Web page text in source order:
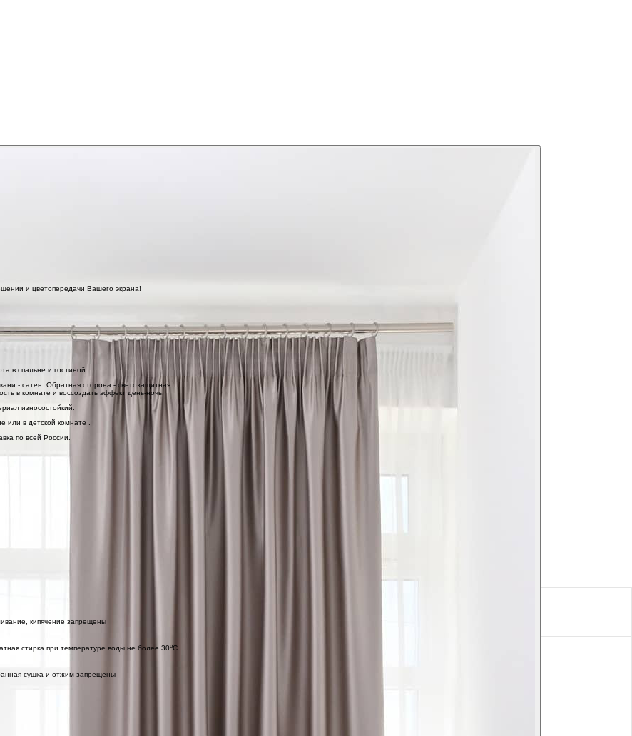
и цветопередачи Вашего экрана!
в спальне и гостиной.
- сатен. Обратная сторона - светозащитная.
в комнате и воссоздать эффект день-ночь.
износостойкий.
или в детской комнате .
по всей России.
кипячение запрещены
стирка при температуре воды не более 30oC
сушка и отжим запрещены